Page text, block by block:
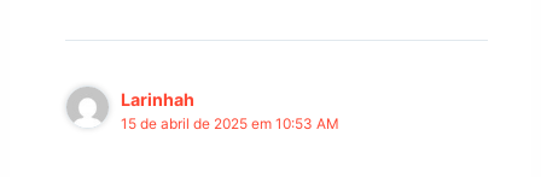
Larinhah
15 de abril de 2025 em 10:53 AM